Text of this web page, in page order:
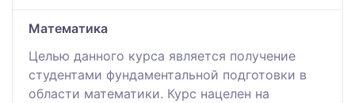
Математика
Целью данного курса является получение
студентами фундаментальной подготовки в
области математики. Курс нацелен на